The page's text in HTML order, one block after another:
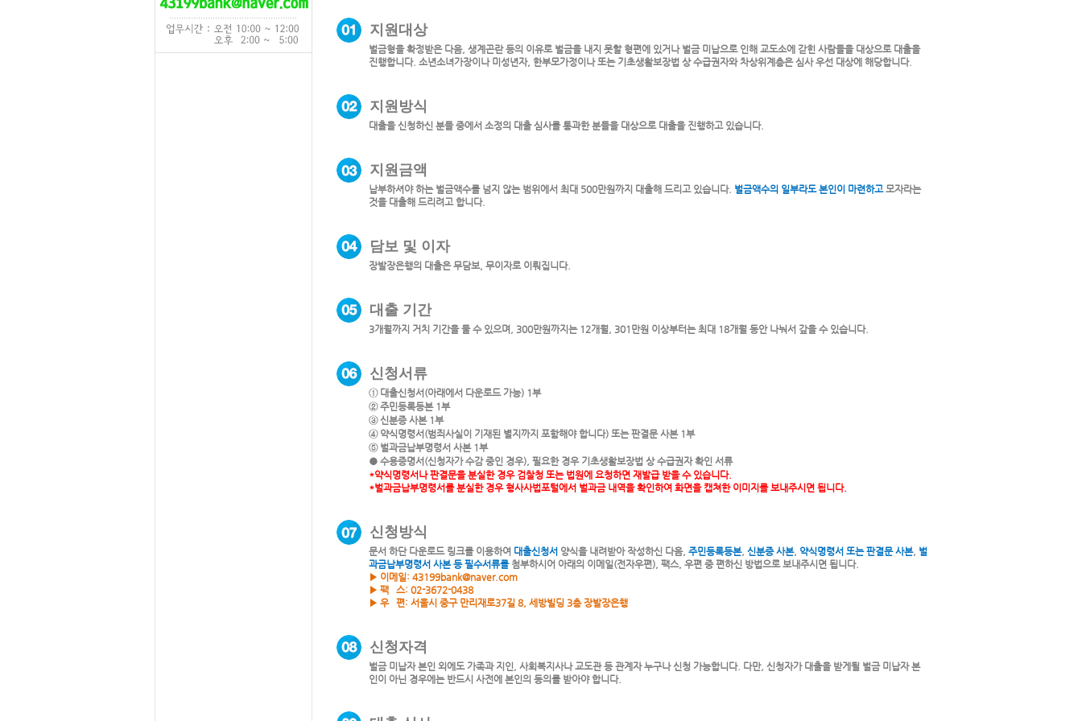
지원대상
벌금형을 확정받은 다음, 생계곤란 등의 이유로 벌금을 내지 못할 형편에 있거나 벌금 미납으로 인해 교도소에 갇힌 사람들을 대상으로 대출을
진행합니다. 소년소녀가장이나 미성년자, 한부모가정이나 또는 기초생활보장법 상 수급권자와 차상위계층은 심사 우선 대상에 해당합니다.
지원방식
대출을 신청하신 분들 중에서 소정의 대출 심사를 통과한 분들을 대상으로 대출을 진행하고 있습니다.
지원금액
납부하셔야 하는 벌금액수를 넘지 않는 범위에서 최대 500만원까지 대출해 드리고 있습니다. 벌금액수의 일부라도 본인이 마련하고모자라는
것을 대출해 드리려고 합니다.
담보 및 이자
장발장은행의 대출은 무담보, 무이자로 이뤄집니다.
대출 기간
3개월까지 거치 기간을 둘 수 있으며, 300만원까지는 12개월, 301만원 이상부터는 최대 18개월 동안 나눠서 갚을 수 있습니다.
신청서류
① 대출신청서(아래에서 다운로드 가능) 1부
② 주민등록등본 1부
③ 신분증 사본 1부
④ 약식명령서(범죄사실이 기재된 별지까지 포함해야 합니다) 또는 판결문 사본 1부
⑤ 벌과금납부명령서 사본 1부
● 수용증명서(신청자가 수감 중인 경우), 필요한 경우 기초생활보장법 상 수급권자 확인 서류
*약식명령서나 판결문을 분실한 경우 검찰청 또는 법원에 요청하면 재발급 받을 수 있습니다.
*벌과금납부명령서를 분실한 경우 형사사법포털에서 벌과금 내역을 확인하여 화면을 캡쳐한 이미지를 보내주시면 됩니다.
신청방식
문서 하단 다운로드 링크를 이용하여 대출신청서 양식을 내려받아 작성하신 다음, 주민등록등본, 신분증 사본, 약식명령서 또는 판결문 사본, 벌
과금납부명령서 사본 등 필수서류를첨부하시어 아래의 이메일(전자우편), 팩스, 우편 중 편하신 방법으로 보내주시면 됩니다.
▶ 이메일: 43199bank@naver.com
▶ 팩 스: 02-3672-0438
▶ 우 편: 서울시 중구 만리재로37길 8, 세방빌딩 3층 장발장은행
신청자격
벌금 미납자 본인 외에도 가족과 지인, 사회복지사나 교도관 등 관계자 누구나 신청 가능합니다. 다만, 신청자가 대출을 받게될 벌금 미납자 본
인이 아닌 경우에는 반드시 사전에 본인의 동의를 받아야 합니다.